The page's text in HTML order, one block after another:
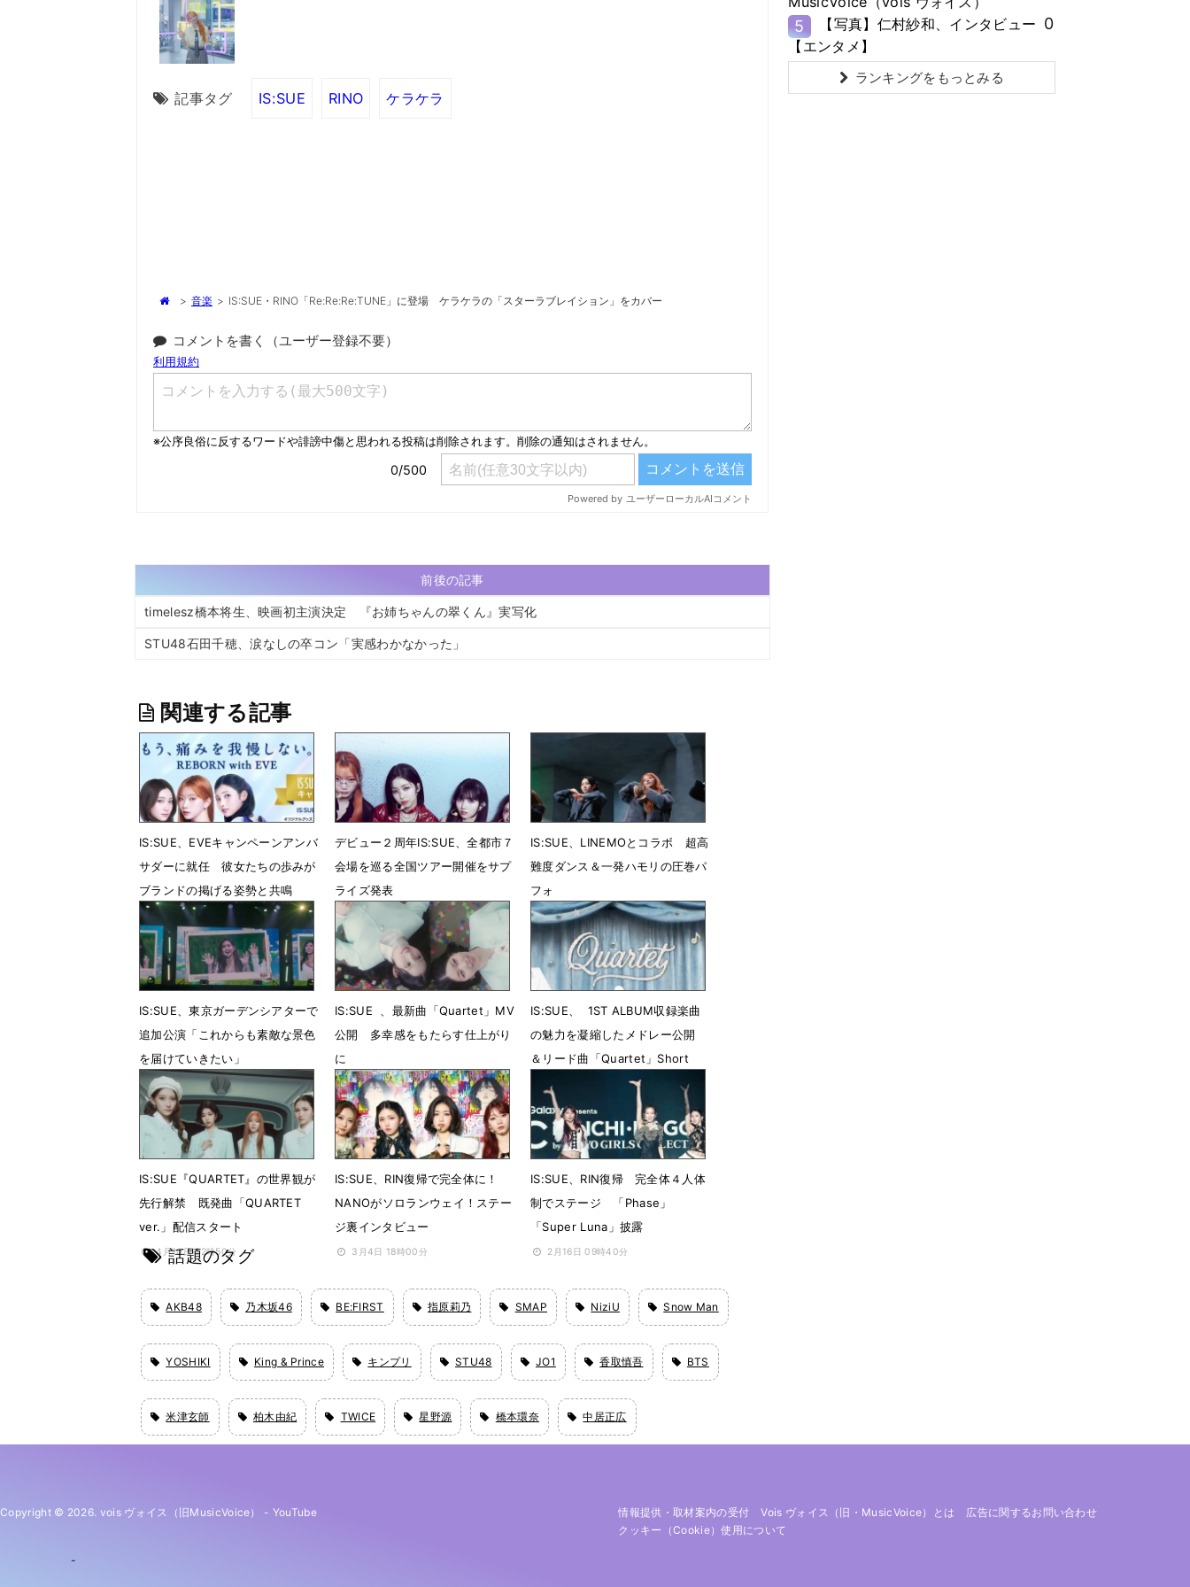
記事タグ IS:SUE RINO ケラケラ
> 音楽 > IS:SUE・RINO「Re:Re:Re:TUNE」に登場 ケラケラの「スターラブレイション」をカバー
コメントを書く（ユーザー登録不要）
前後の記事
timelesz橋本将生、映画初主演決定 『お姉ちゃんの翠くん』実写化
STU48石田千穂、涙なしの卒コン「実感わかなかった」
関連する記事
IS:SUE、EVEキャンペーンアンバ
サダーに就任 彼女たちの歩みが
ブランドの掲げる姿勢と共鳴
6月22日 13時41分
デビュー２周年IS:SUE、全都市７
会場を巡る全国ツアー開催をサプ
ライズ発表
6月20日 16時13分
IS:SUE、LINEMOとコラボ 超高
難度ダンス＆一発ハモリの圧巻パ
フォ
6月5日 14時32分
IS:SUE、東京ガーデンシアターで
追加公演「これからも素敵な景色
を届けていきたい」
5月25日 15時30分
IS:SUE 、最新曲「Quartet」MV
公開 多幸感をもたらす仕上がり
に
5月8日 19時00分
IS:SUE、 1ST ALBUM収録楽曲
の魅力を凝縮したメドレー公開
＆リード曲「Quartet」Short
4月21日 19時06分
IS:SUE『QUARTET』の世界観が
先行解禁 既発曲「QUARTET
ver.」配信スタート
4月10日 22時50分
IS:SUE、RIN復帰で完全体に！
NANOがソロランウェイ！ステー
ジ裏インタビュー
3月4日 18時00分
IS:SUE、RIN復帰 完全体４人体
制でステージ 「Phase」
「Super Luna」披露
2月16日 09時40分
話題のタグ
AKB48 乃木坂46 BE:FIRST 指原莉乃 SMAP NiziU Snow Man
YOSHIKI King & Prince キンプリ STU48 JO1 香取慎吾 BTS
米津玄師 柏木由紀 TWICE 星野源 橋本環奈 中居正広
5
【写真】仁村紗和、インタビュー
【エンタメ】
0
ランキングをもっとみる
Copyright © 2026. vois ヴォイス（旧MusicVoice） - YouTube 情報提供・取材案内の受付 Vois ヴォイス（旧・MusicVoice）とは
広告に関するお問い合わせ
クッキー（cookie）使用について
-